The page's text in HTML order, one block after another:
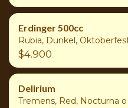
Erdinger 500cc
Rubia, Dunkel,
$4.900
Delirium
Tremens, Red, Nocturna